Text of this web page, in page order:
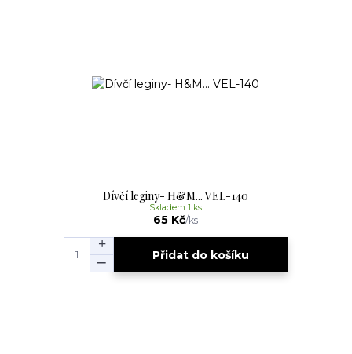
Dívčí leginy- H&M... VEL-140
65 Kč/ks
Skladem 1 ks
Přidat do košíku